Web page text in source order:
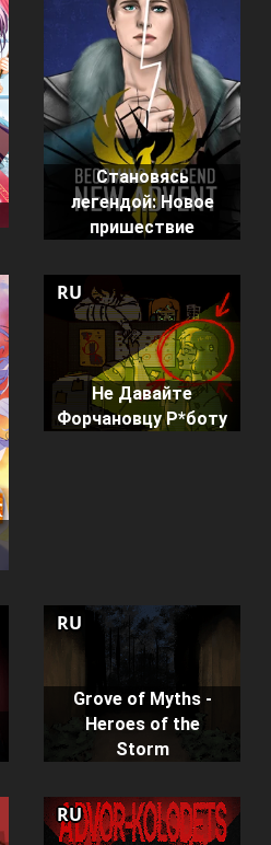
Становясь
легендой: Новое
пришествие
Не Давайте
Форчановцу Р*боту
RU
Grove of Myths -
Heroes of the
Storm
RU
RU